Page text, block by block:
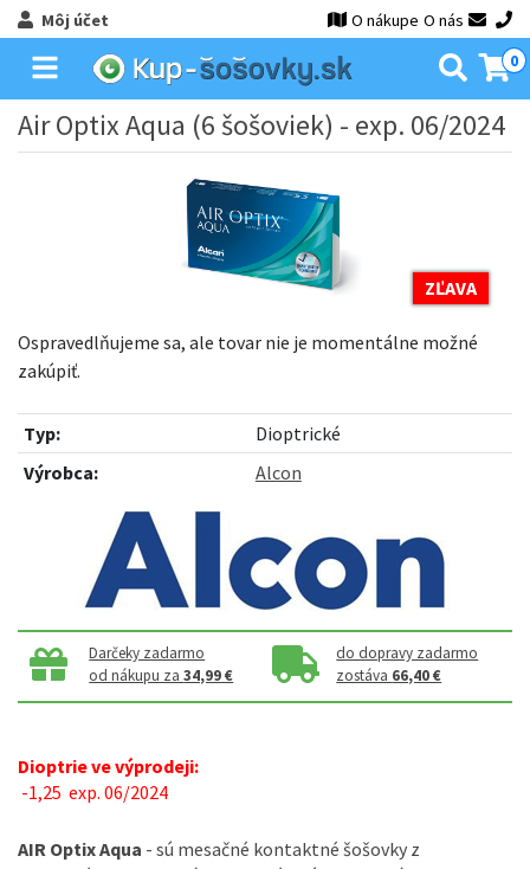
Môj účet O nákupe O nás
0
Air Optix Aqua (6 šošoviek) - exp. 06/2024
ZĽAVA
Ospravedlňujeme sa, ale tovar nie je momentálne možné
zakúpiť.
Typ:
Dioptrické
Výrobca:
Alcon
Darčeky zadarmo
od nákupu za34,99 €
do dopravy zadarmo
zostáva 66,40 €
Dioptrie ve výprodeji:
-1,25 exp. 06/2024
AIR Optix Aqua - sú mesačné kontaktné šošovky z